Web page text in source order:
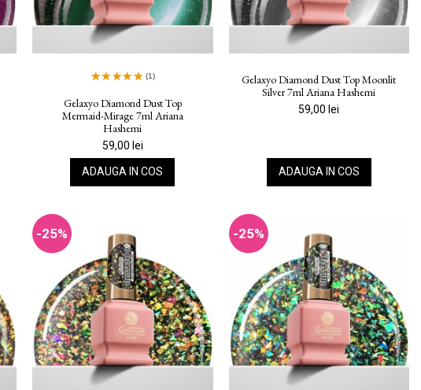
(1)
Gelaxyo Diamond Dust Top
Mermaid-Mirage 7ml Ariana
Hashemi
59,00 lei
ADAUGA IN COS
Gelaxyo Diamond Dust Top Moonlit
Silver 7ml Ariana Hashemi
59,00 lei
ADAUGA IN COS
-25% -25%